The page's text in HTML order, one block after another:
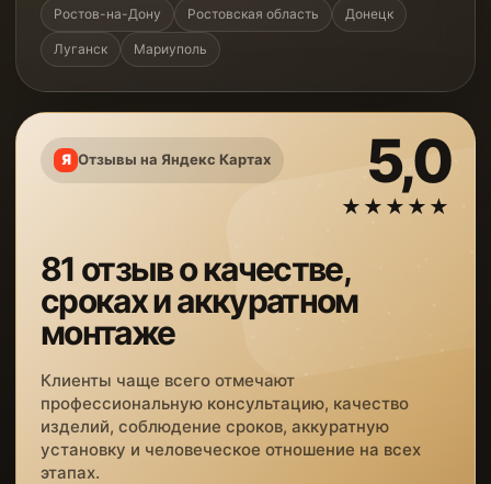
Ростов-на-Дону Ростовская область Донецк
Луганск Мариуполь
Отзывы на Яндекс Картах 5,0
★★★★★
81 отзыв о качестве,
сроках и аккуратном
монтаже
Клиенты чаще всего отмечают
профессиональную консультацию, качество
изделий, соблюдение сроков, аккуратную
установку и человеческое отношение на всех
этапах.